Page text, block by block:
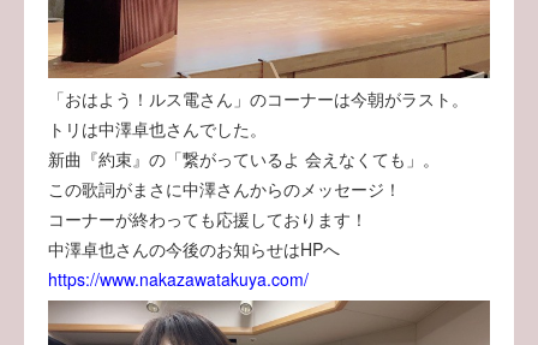
「おはよう！ルス電さん」のコーナーは今朝がラスト。
トリは中澤卓也さんでした。
新曲『約束』の「繋がっているよ 会えなくても」。
この歌詞がまさに中澤さんからのメッセージ！
コーナーが終わっても応援しております！
中澤卓也さんの今後のお知らせはHPへ
https://www.nakazawatakuya.com/